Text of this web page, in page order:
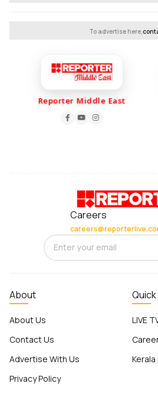
To advertise here,
Reporter Middle East
Careers
About
About Us
Contact Us
Advertise With Us
Privacy Policy
Quick
LIVE